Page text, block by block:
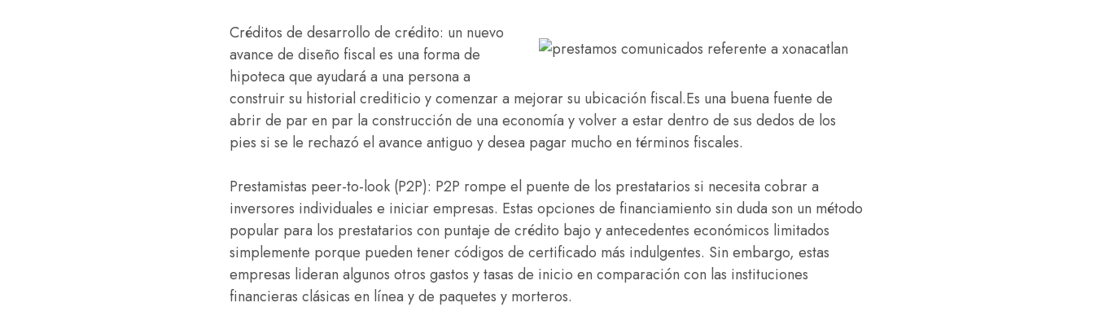
Créditos de desarrollo de crédito: un nuevo
avance de diseño fiscal es una forma de
hipoteca que ayudará a una persona a
construir su historial crediticio y comenzar a mejorar su ubicación fiscal.Es una buena fuente de
abrir de par en par la construcción de una economía y volver a estar dentro de sus dedos de los
pies si se le rechazó el avance antiguo y desea pagar mucho en términos fiscales.
Prestamistas peer-to-look (P2P): P2P rompe el puente de los prestatarios si necesita cobrar a
inversores individuales e iniciar empresas. Estas opciones de financiamiento sin duda son un método
popular para los prestatarios con puntaje de crédito bajo y antecedentes económicos limitados
simplemente porque pueden tener códigos de certificado más indulgentes. Sin embargo, estas
empresas lideran algunos otros gastos y tasas de inicio en comparación con las instituciones
financieras clásicas en línea y de paquetes y morteros.